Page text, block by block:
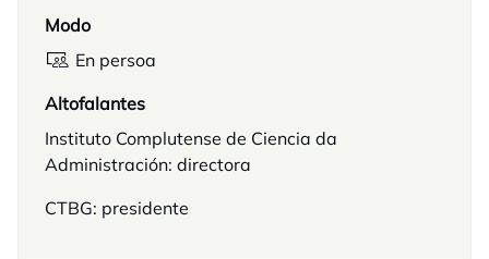
Modo
En persoa
Altofalantes
Instituto Complutense de Ciencia da
Administración: directora
CTBG: presidente